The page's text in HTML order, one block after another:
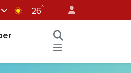
26°